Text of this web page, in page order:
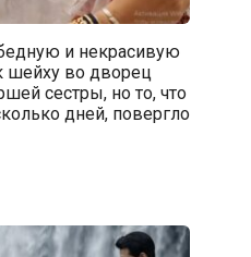
и некрасивую
шейху во дворец
сестры, но то, что
дней, повергло